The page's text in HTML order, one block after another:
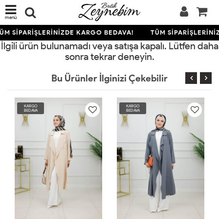
menü
SİPARİŞLERİNİZDE KARGO BEDAVA! TÜM
İlgili ürün bulunamadı veya satışa kapalı. Lütfen daha
sonra tekrar deneyin.
Bu Ürünler İlginizi Çekebilir